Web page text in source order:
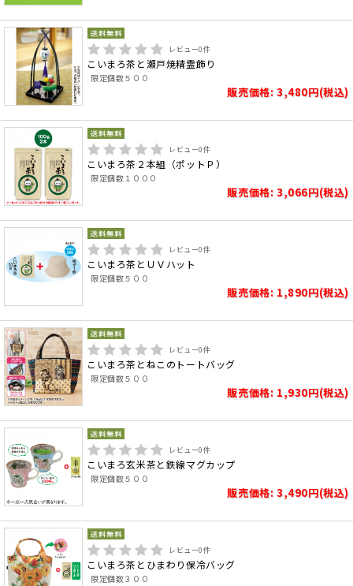
レビュー0件
こいまろ茶と瀬戸焼精霊飾り
限定個数５００
販売価格: 3,480円(税込)
レビュー0件
こいまろ茶２本組（ポットＰ）
限定個数１０００
販売価格: 3,066円(税込)
レビュー0件
こいまろ茶とＵＶハット
限定個数５００
販売価格: 1,890円(税込)
レビュー0件
こいまろ茶とねこのトートバッグ
限定個数５００
販売価格: 1,930円(税込)
レビュー0件
こいまろ玄米茶と鉄線マグカップ
限定個数５００
販売価格: 3,490円(税込)
レビュー0件
こいまろ茶とひまわり保冷バッグ
限定個数３００